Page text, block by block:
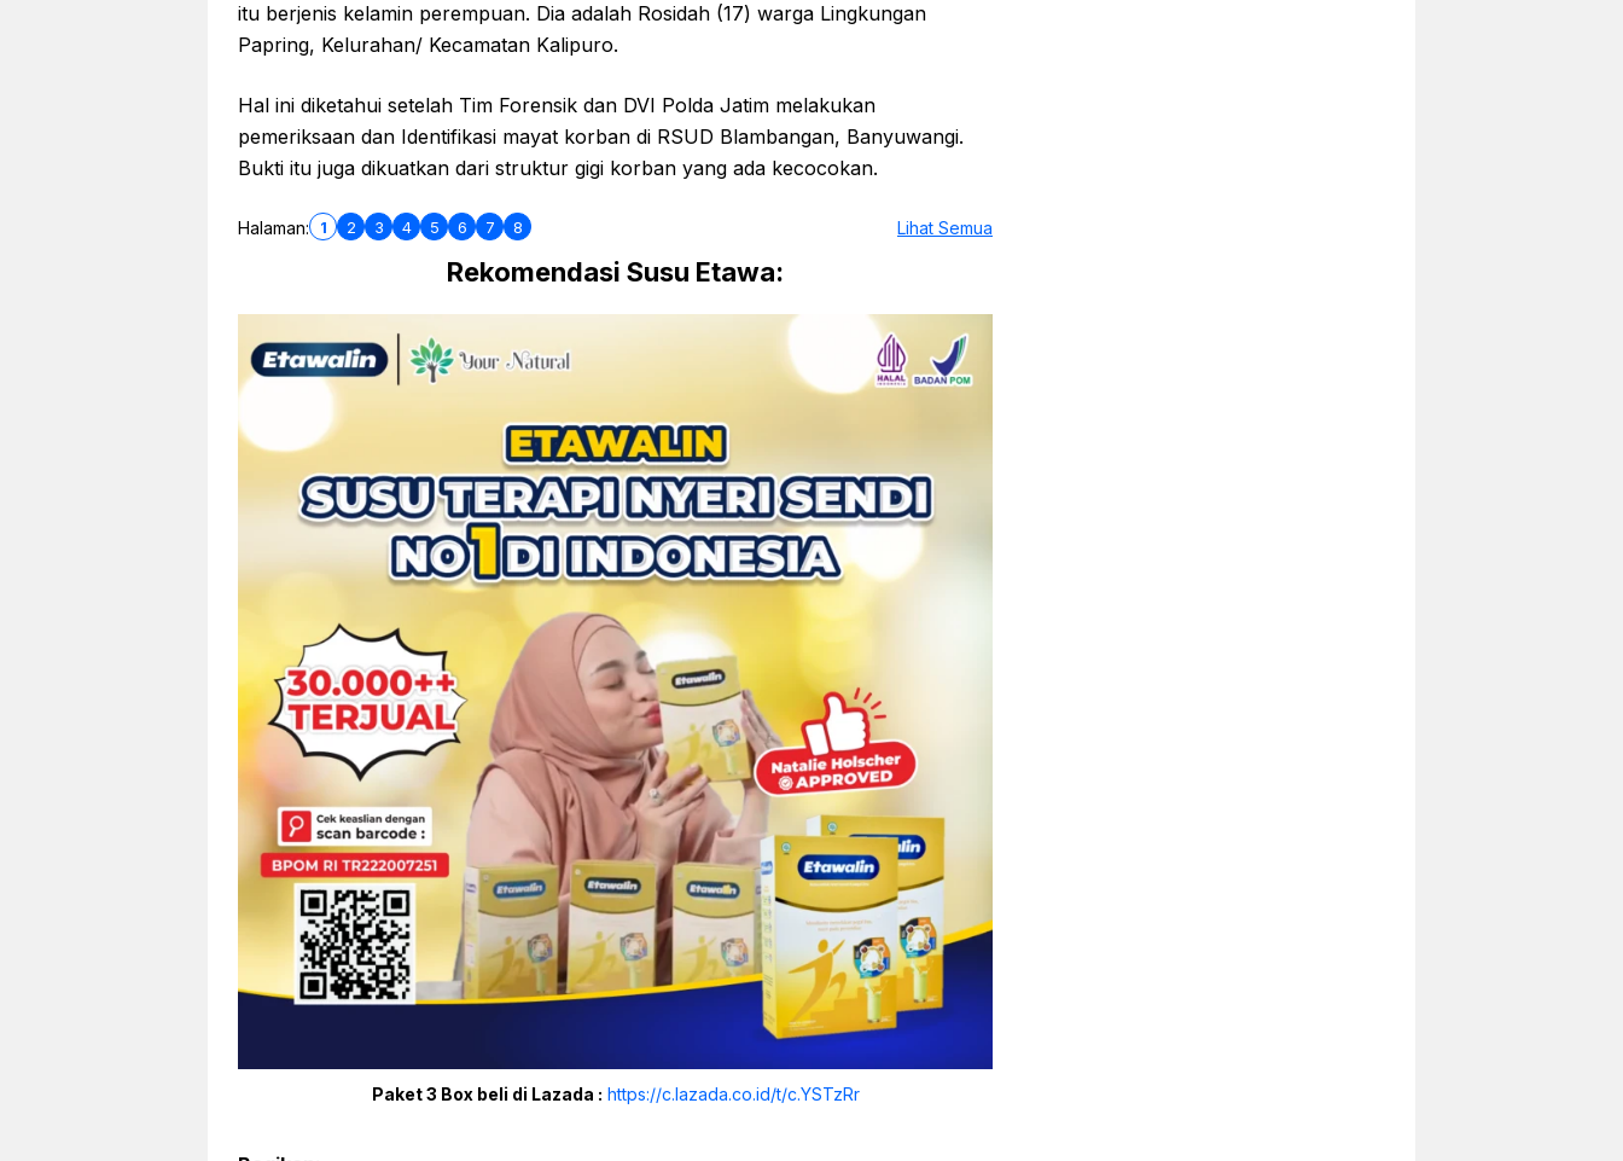
itu berjenis kelamin perempuan. Dia adalah Rosidah (17) warga Lingkungan
Papring, Kelurahan/ Kecamatan Kalipuro.
Hal ini diketahui setelah Tim Forensik dan DVI Polda Jatim melakukan
pemeriksaan dan Identifikasi mayat korban di RSUD Blambangan, Banyuwangi.
Bukti itu juga dikuatkan dari struktur gigi korban yang ada kecocokan.
Halaman: 1 2 3 4 5 6 7 8 Lihat Semua
Rekomendasi Susu Etawa:
Paket 3 Box beli di Lazada : https://c.lazada.co.id/t/c.YSTzRr